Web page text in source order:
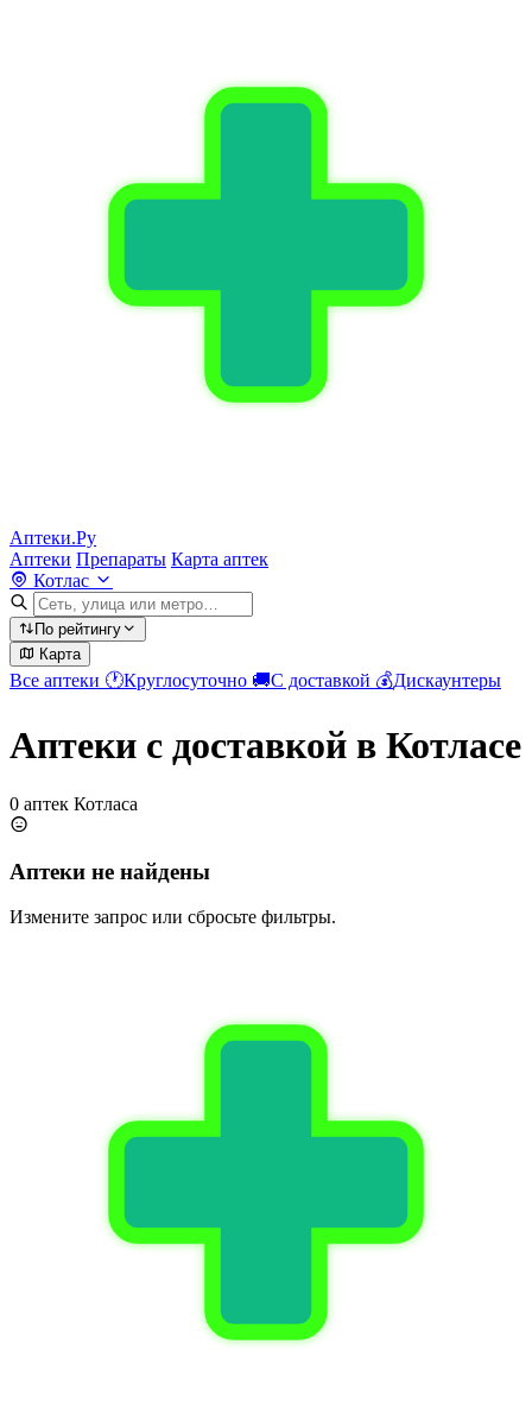
Аптеки.Ру
Аптеки Препараты Карта аптек
Котлас
По рейтингу
Карта
Все аптеки 🕐Круглосуточно 🚚С доставкой 💰Дискаунтеры
Аптеки с доставкой в Котласе
0 аптек Котласа
Аптеки не найдены
Измените запрос или сбросьте фильтры.